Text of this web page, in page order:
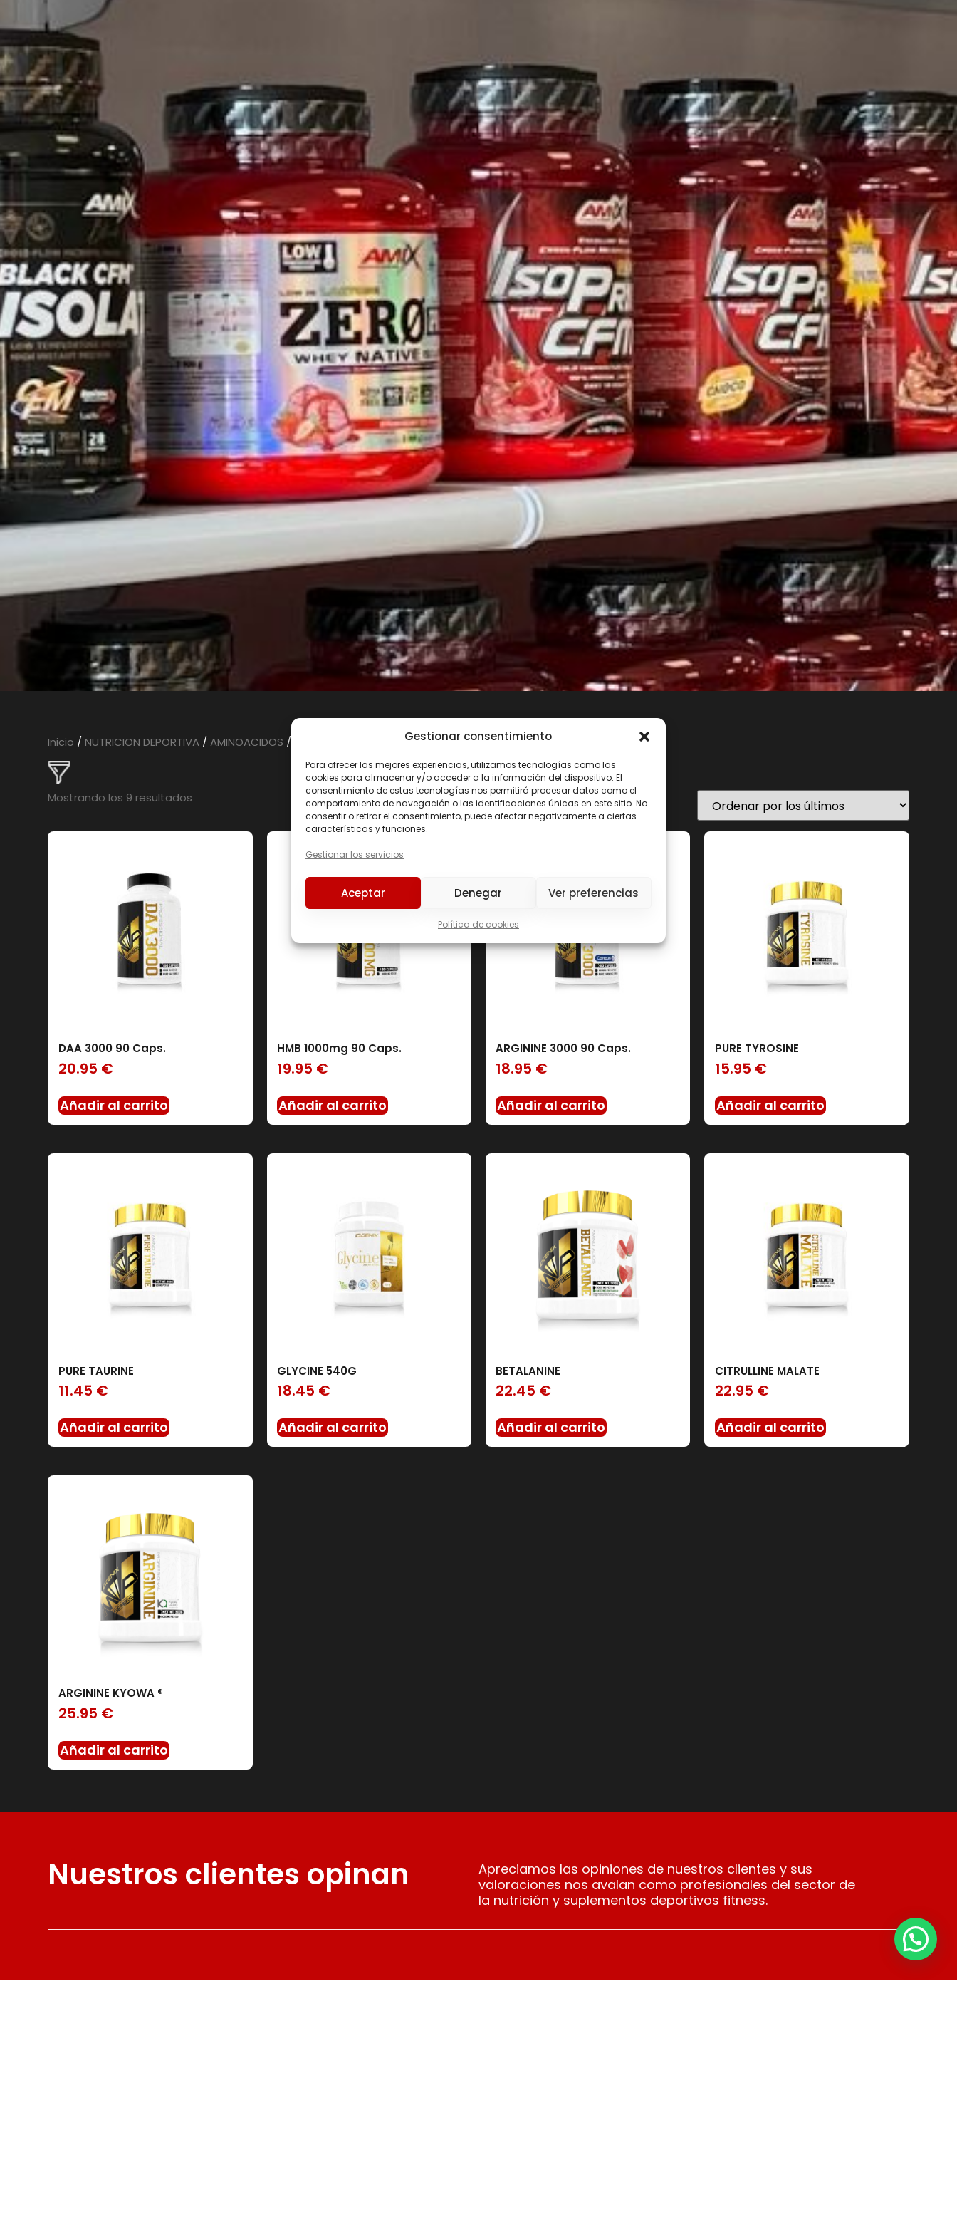
Gestionar consentimiento
Para ofrecer las mejores experiencias, utilizamos tecnologías como las
cookies para almacenar y/o acceder a la información del dispositivo. El
consentimiento de estas tecnologías nos permitirá procesar datos como el
comportamiento de navegación o las identificaciones únicas en este sitio. No
consentir o retirar el consentimiento, puede afectar negativamente a ciertas
características y funciones.
Gestionar los servicios
Aceptar Denegar Ver preferencias
Política de cookies
Inicio /NUTRICION DEPORTIVA /AMINOACIDOS / AMINOACIDOS AISLADOS
Precio
En oferta(0) 226ERS(0)
AMIX
BAVARIAN ELITE(0)
BIG(0)
IO GENIX
SERVIVITA
Mostrando los 9 resultados
DAA 3000 90 Caps.
20.95 €
Añadir al carrito
HMB 1000mg 90 Caps.
19.95 €
Añadir al carrito
ARGININE 3000 90 Caps.
18.95 €
Añadir al carrito
PURE TYROSINE
15.95 €
Añadir al carrito
PURE TAURINE
11.45 €
Añadir al carrito
GLYCINE 540G
18.45 €
Añadir al carrito
BETALANINE
22.45 €
Añadir al carrito
CITRULLINE MALATE
22.95 €
Añadir al carrito
ARGININE KYOWA ®
25.95 €
Añadir al carrito
Nuestros clientes opinan
Apreciamos las opiniones de nuestros clientes y sus
valoraciones nos avalan como profesionales del sector de
la nutrición y suplementos deportivos fitness.